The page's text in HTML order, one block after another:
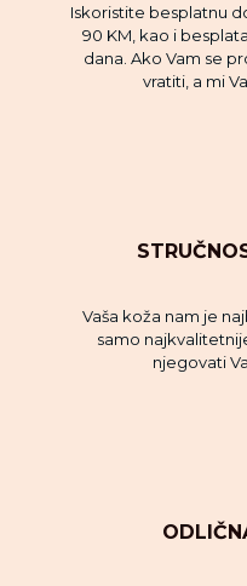
Iskoristite besplatnu
90 KM, kao i
dana. Ako Vam se
vratiti, a mi
Vaša koža nam je
samo
njegovati